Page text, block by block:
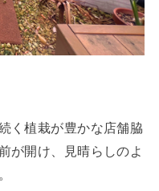
く植栽が豊かな店舗脇
が開け、見晴らしのよ